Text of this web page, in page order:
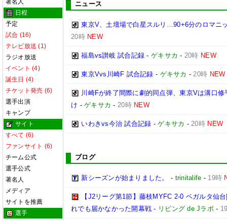
著名人
日程
予定
試合 (16)
テレビ放送 (1)
ラジオ放送
イベント (4)
誕生日 (4)
チケット発売 (6)
選手出演
キャンプ
サイト
すべて (6)
ファンサイト (6)
チーム公式
選手公式
著名人
メディア
サイトを推薦
選手
ニュース
東京V、土壇場で白星スルリ…90+6分のロマニ
20時 NEW
福島vs讃岐 試合記録 -ゲキサカ - 20時 NEW
東京Vvs川崎F 試合記録 - ゲキサカ -20時 NEW
川崎Fが終了間際に劇的同点弾、東京Vは溝口
け -ゲキサカ - 20時 NEW
いわきvs今治 試合記録 -ゲキサカ -20時 NEW
ブログ
新シーズンが始まりました。 - trinitalife - 19時
【J2リーグ第1節】藤枝MYFC 2-0 ベガルタ仙
れでも届かなかった開幕戦 - リビング de Jラボ-